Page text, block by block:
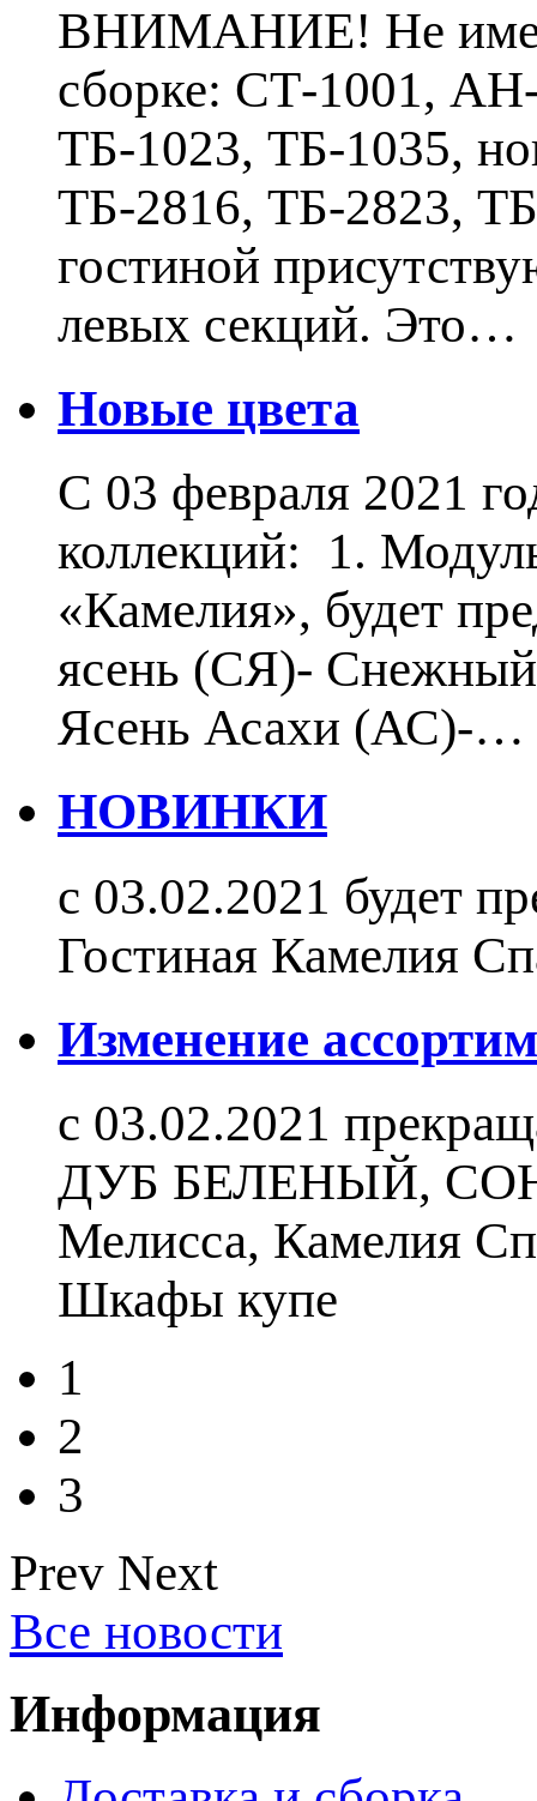
ВНИМАНИЕ! Не
сборке: СТ-1001,
ТБ-1023, ТБ-1035,
ТБ-2816, ТБ-2823,
гостиной
левых секций. Это…
Новые цвета
С 03 февраля 2021
коллекций: 1.
«Камелия», будет
ясень (СЯ)- Снежный
Ясень Асахи (АС)-…
НОВИНКИ
с 03.02.2021 будет
Гостиная Камелия
Изменение
c 03.02.2021
ДУБ БЕЛЕНЫЙ,
Мелисса, Камелия
Шкафы купе
1
2
3
Prev Next
Все новости
Информация